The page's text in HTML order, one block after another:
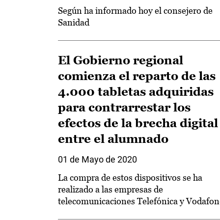
Según ha informado hoy el consejero de
Sanidad
El Gobierno regional
comienza el reparto de las
4.000 tabletas adquiridas
para contrarrestar los
efectos de la brecha digital
entre el alumnado
01 de Mayo de 2020
La compra de estos dispositivos se ha
realizado a las empresas de
telecomunicaciones Telefónica y